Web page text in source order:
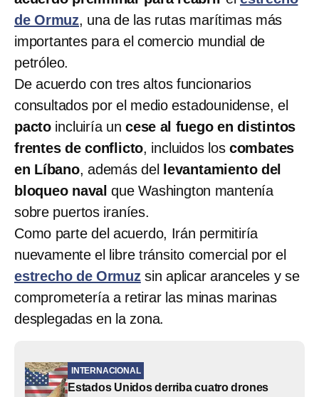
de Ormuz, una de las rutas marítimas más
importantes para el comercio mundial de
petróleo.
De acuerdo con tres altos funcionarios
consultados por el medio estadounidense, el
pacto incluiría uncese al fuego en distintos
frentes de conflicto, incluidos los combates
en Líbano, además del
levantamiento del
bloqueo naval que Washington mantenía
sobre puertos iraníes.
Como parte del acuerdo, Irán permitiría
nuevamente el libre tránsito comercial por el
estrecho de Ormuzsin aplicar aranceles y se
comprometería a retirar las minas marinas
desplegadas en la zona.
INTERNACIONAL
Estados Unidos derriba cuatro drones